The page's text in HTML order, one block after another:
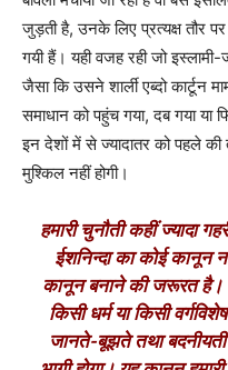
जुड़ती है, उनके लिए प्रत्यक्ष तौर
गयी हैं। यही वजह रही जो
जैसा कि उसने शार्ली एब्दो कार्टून
समाधान को पहुंच गया, दब गया या
इन देशों में से ज्यादातर को पहले
मुश्किल नहीं होगी।
हमारी चुनौती कहीं ज्यादा
ईशनिन्दा का कोई कानून
कानून बनाने की जरूरत है।
किसी धर्म या किसी
जानते-बूझते तथा बदनीयती